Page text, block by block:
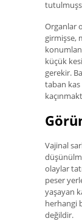
Organlar
girmişse,
küçük
gerekir.
taban
Vajinal
olaylar
peser
yaşayan
herhangi
değildir.